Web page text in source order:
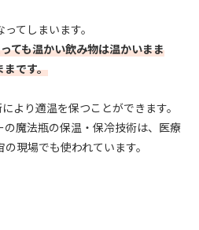
てしまいます。
ても温かい飲み物は温かいまま
まです。
より適温を保つことができます。
魔法瓶の保温・保冷技術は、医療
現場でも使われています。